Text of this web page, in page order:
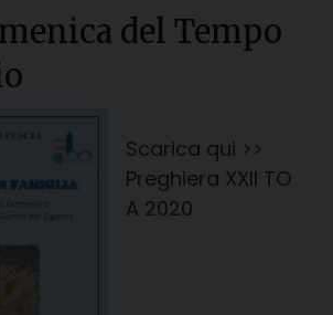
del Tempo
Scarica qui >>
Preghiera XXII TO
A 2020